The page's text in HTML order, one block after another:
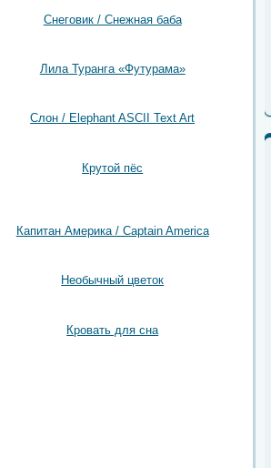
Снеговик / Снежная баба
Лила Туранга «Футурама»
Слон / Elephant ASCII Text Art
Крутой пёс
Капитан Америка / Captain America
Необычный цветок
Кровать для сна